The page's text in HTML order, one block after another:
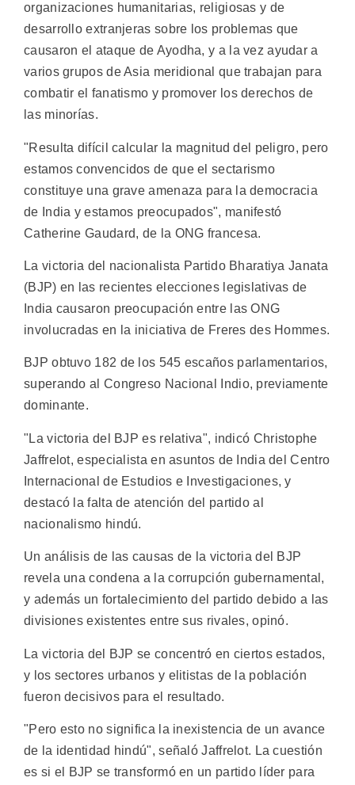
organizaciones humanitarias, religiosas y de
desarrollo extranjeras sobre los problemas que
causaron el ataque de Ayodha, y a la vez ayudar a
varios grupos de Asia meridional que trabajan para
combatir el fanatismo y promover los derechos de
las minorías.
"Resulta difícil calcular la magnitud del peligro, pero
estamos convencidos de que el sectarismo
constituye una grave amenaza para la democracia
de India y estamos preocupados", manifestó
Catherine Gaudard, de la ONG francesa.
La victoria del nacionalista Partido Bharatiya Janata
(BJP) en las recientes elecciones legislativas de
India causaron preocupación entre las ONG
involucradas en la iniciativa de Freres des Hommes.
BJP obtuvo 182 de los 545 escaños parlamentarios,
superando al Congreso Nacional Indio, previamente
dominante.
"La victoria del BJP es relativa", indicó Christophe
Jaffrelot, especialista en asuntos de India del Centro
Internacional de Estudios e Investigaciones, y
destacó la falta de atención del partido al
nacionalismo hindú.
Un análisis de las causas de la victoria del BJP
revela una condena a la corrupción gubernamental,
y además un fortalecimiento del partido debido a las
divisiones existentes entre sus rivales, opinó.
La victoria del BJP se concentró en ciertos estados,
y los sectores urbanos y elitistas de la población
fueron decisivos para el resultado.
"Pero esto no significa la inexistencia de un avance
de la identidad hindú", señaló Jaffrelot. La cuestión
es si el BJP se transformó en un partido líder para